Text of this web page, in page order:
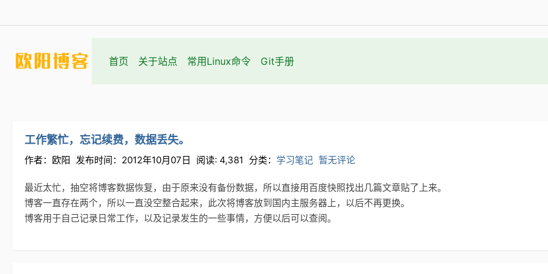
首页 关于站点 常用Linux命令 Git手册
工作繁忙，忘记续费，数据丢失。
作者：欧阳 发布时间：2012年10月07日 阅读: 4,381 分类： 学习笔记 暂无评论
最近太忙，抽空将博客数据恢复，由于原来没有备份数据，所以直接用百度快照找出几篇文章贴了上来。
博客一直存在两个，所以一直没空整合起来，此次将博客放到国内主服务器上，以后不再更换。
博客用于自己记录日常工作，以及记录发生的一些事情，方便以后可以查阅。